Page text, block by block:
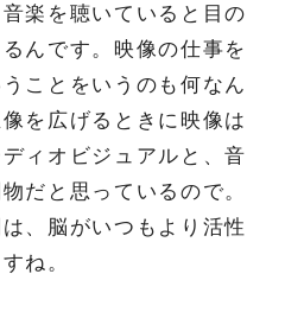
楽を聴いていると目の
んです。映像の仕事を
ことをいうのも何なん
を広げるときに映像は
ィオビジュアルと、音
だと思っているので。
、脳がいつもより活性
ね。